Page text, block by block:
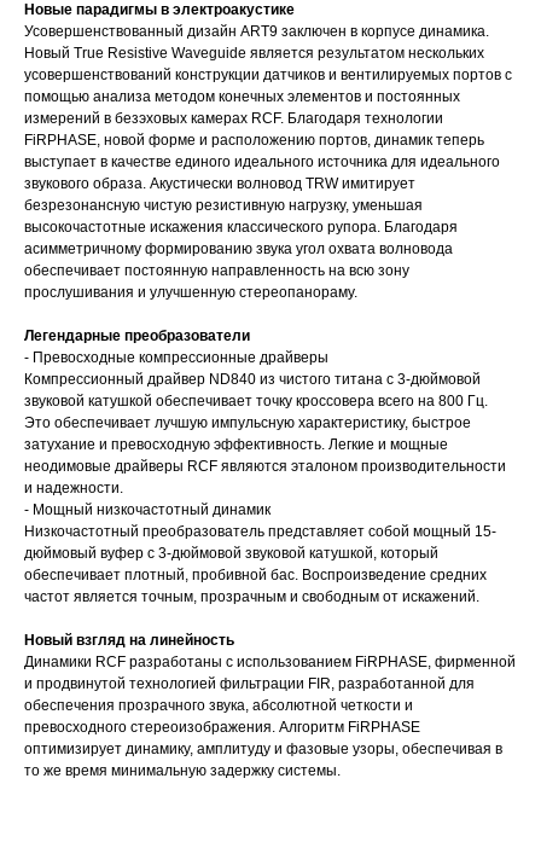
Новые парадигмы в электроакустике
Усовершенствованный дизайн ART9 заключен в корпусе динамика.
Новый True Resistive Waveguide является результатом нескольких
усовершенствований конструкции датчиков и вентилируемых портов с
помощью анализа методом конечных элементов и постоянных
измерений в безэховых камерах RCF. Благодаря технологии
FiRPHASE, новой форме и расположению портов, динамик теперь
выступает в качестве единого идеального источника для идеального
звукового образа. Акустически волновод TRW имитирует
безрезонансную чистую резистивную нагрузку, уменьшая
высокочастотные искажения классического рупора. Благодаря
асимметричному формированию звука угол охвата волновода
обеспечивает постоянную направленность на всю зону
прослушивания и улучшенную стереопанораму.
Легендарные преобразователи
- Превосходные компрессионные драйверы
Компрессионный драйвер ND840 из чистого титана с 3-дюймовой
звуковой катушкой обеспечивает точку кроссовера всего на 800 Гц.
Это обеспечивает лучшую импульсную характеристику, быстрое
затухание и превосходную эффективность. Легкие и мощные
неодимовые драйверы RCF являются эталоном производительности
и надежности.
- Мощный низкочастотный динамик
Низкочастотный преобразователь представляет собой мощный 15-
дюймовый вуфер с 3-дюймовой звуковой катушкой, который
обеспечивает плотный, пробивной бас. Воспроизведение средних
частот является точным, прозрачным и свободным от искажений.
Новый взгляд на линейность
Динамики RCF разработаны с использованием FiRPHASE, фирменной
и продвинутой технологией фильтрации FIR, разработанной для
обеспечения прозрачного звука, абсолютной четкости и
превосходного стереоизображения. Алгоритм FiRPHASE
оптимизирует динамику, амплитуду и фазовые узоры, обеспечивая в
то же время минимальную задержку системы.